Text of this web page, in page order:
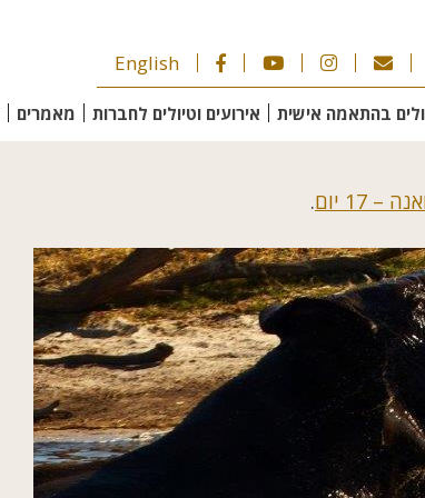
English
בהתאמה אישית אירועים וטיולים לחברות מאמרים
17 יום .